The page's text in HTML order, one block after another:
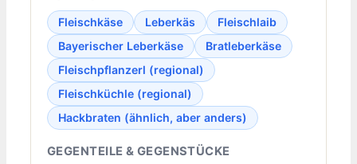
Fleischkäse Leberkäs
Fleischlaib
Bayerischer Leberkäse
Bratleberkäse
Fleischpflanzerl (regional)
Fleischküchle (regional)
Hackbraten (ähnlich, aber anders)
GEGENTEILE & GEGENSTÜCKE